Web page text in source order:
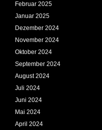
Februar 2025
Januar 2025
Dezember 2024
November 2024
Oktober 2024
September 2024
August 2024
Juli 2024
Juni 2024
Mai 2024
April 2024